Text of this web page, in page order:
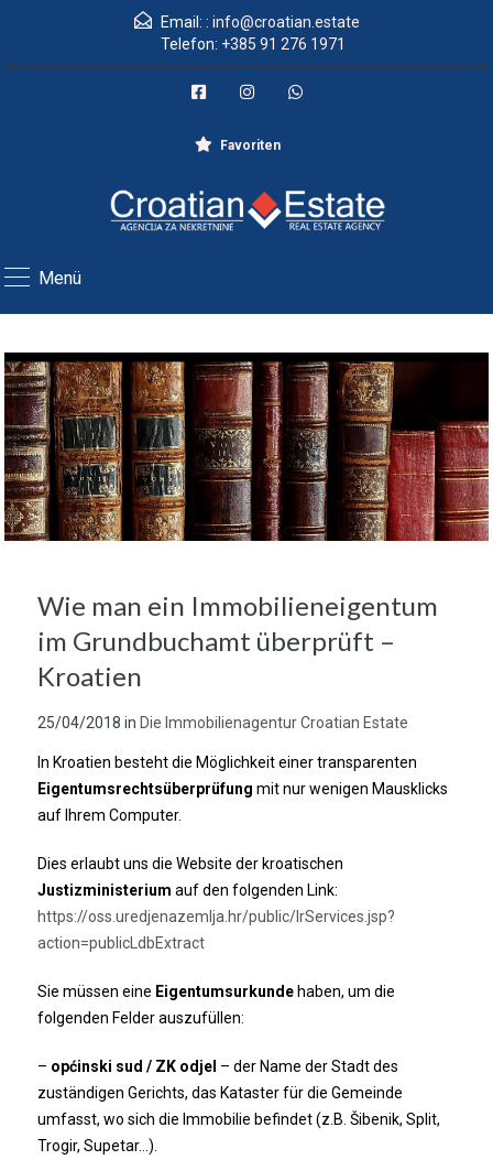
Email: : info@croatian.estate
Telefon: +385 91 276 1971
Favoriten
Menü
Wie man ein Immobilieneigentum
im Grundbuchamt überprüft –
Kroatien
25/04/2018 in Die Immobilienagentur Croatian Estate
In Kroatien besteht die Möglichkeit einer transparenten
Eigentumsrechtsüberprüfung mit nur wenigen Mausklicks
auf Ihrem Computer.
Dies erlaubt uns die Website der kroatischen
Justizministerium auf den folgenden Link:
https://oss.uredjenazemlja.hr/public/lrServices.jsp?
action=publicLdbExtract
Sie müssen eine Eigentumsurkunde haben, um die
folgenden Felder auszufüllen:
– općinski sud / ZK odjel – der Name der Stadt des
zuständigen Gerichts, das Kataster für die Gemeinde
umfasst, wo sich die Immobilie befindet (z.B. Šibenik, Split,
Trogir, Supetar…).